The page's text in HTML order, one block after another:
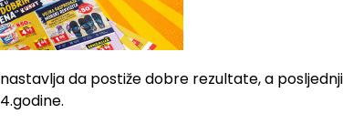
da postiže dobre rezultate, a posljednji